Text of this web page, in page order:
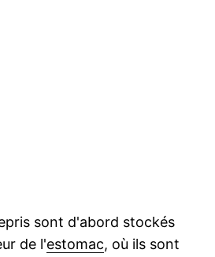
sont d'abord stockés
de l'estomac, où ils sont